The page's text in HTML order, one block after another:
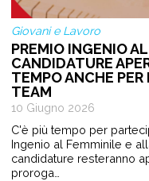
Giovani e Lavoro
PREMIO INGENIO
CANDIDATURE
TEMPO ANCHE
TEAM
10 Giugno 2026
C'è più tempo per
Ingenio al Femminile e
candidature resteranno
proroga…